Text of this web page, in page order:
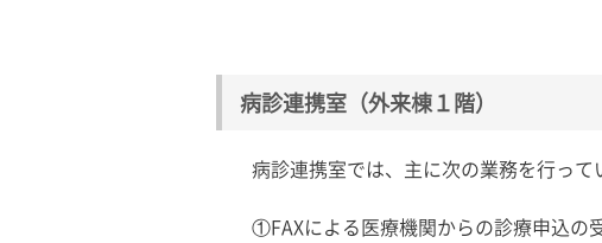
病診連携室（外来棟１階）
病診連携室では、主に次の業務を行って
①FAXによる医療機関からの診療申込の